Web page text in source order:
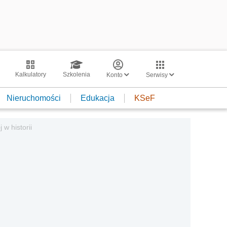
Kalkulatory Szkolenia Konto Serwisy
Nieruchomości Edukacja KSeF
w historii